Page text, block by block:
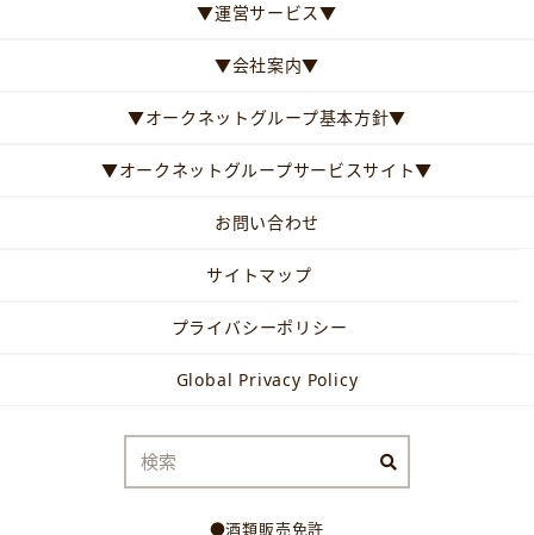
▼運営サービス▼
▼会社案内▼
▼オークネットグループ基本方針▼
▼オークネットグループサービスサイト▼
お問い合わせ
サイトマップ
プライバシーポリシー
Global Privacy Policy
●酒類販売免許